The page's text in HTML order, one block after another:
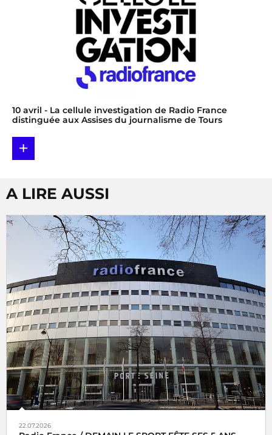
10 avril - La cellule investigation de Radio France
distinguée aux Assises du journalisme de Tours
+
A LIRE AUSSI
22.07.2026